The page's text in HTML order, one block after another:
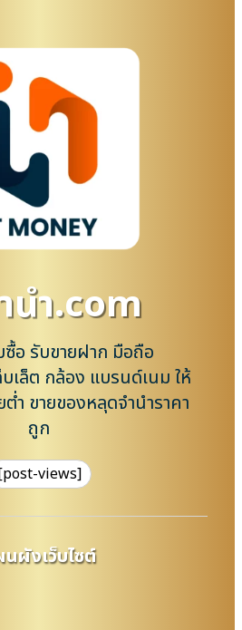
นํา.com
ซื้อ รับขายฝาก มือถือ
เล็ต กล้อง แบรนด์เนม ให้
ำ ขายของหลุดจำนำราคา
ถูก
views]
ผังเว็บไซต์